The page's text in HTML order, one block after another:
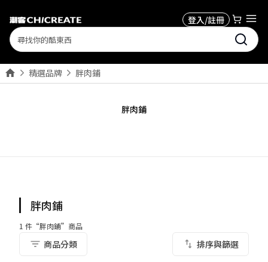
Search
登入/註冊
精選品牌 胖肉鋪
胖肉鋪
胖肉鋪
1 件“胖肉鋪”商品
商品分類 排序與篩選